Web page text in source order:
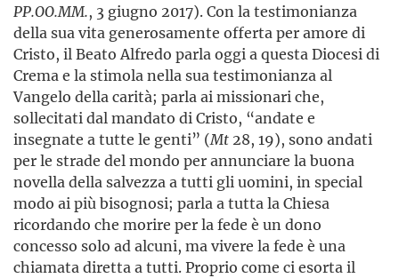
PP.OO.MM., 3 giugno 2017). Con la testimonianza
della sua vita generosamente offerta per amore di
Cristo, il Beato Alfredo parla oggi a questa Diocesi di
Crema e la stimola nella sua testimonianza al
Vangelo della carità; parla ai missionari che,
sollecitati dal mandato di Cristo, “andate e
insegnate a tutte le genti” (Mt 28, 19), sono andati
per le strade del mondo per annunciare la buona
novella della salvezza a tutti gli uomini, in special
modo ai più bisognosi; parla a tutta la Chiesa
ricordando che morire per la fede è un dono
concesso solo ad alcuni, ma vivere la fede è una
chiamata diretta a tutti. Proprio come ci esorta il